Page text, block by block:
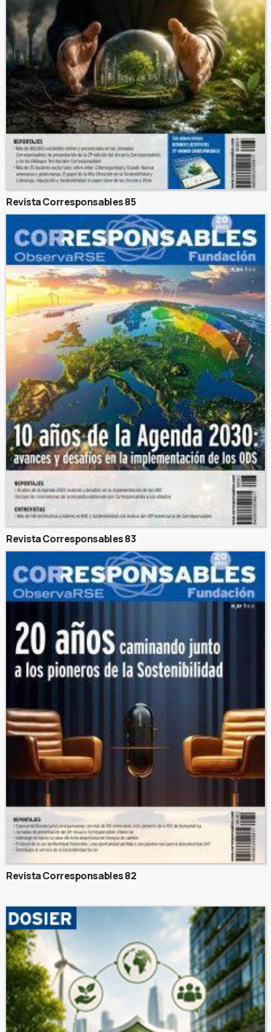
Revista Corresponsables 85
Revista Corresponsables 83
Revista Corresponsables 82